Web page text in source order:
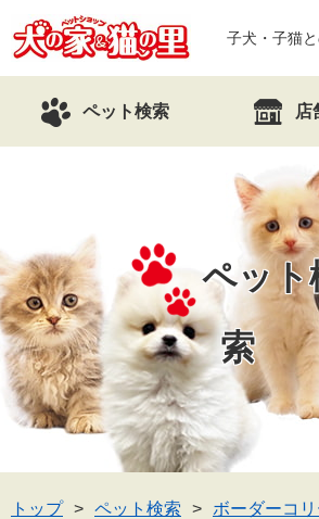
子犬・子猫
ペット検索 店
ペット
索
トップ ペット検索 ボーダーコ